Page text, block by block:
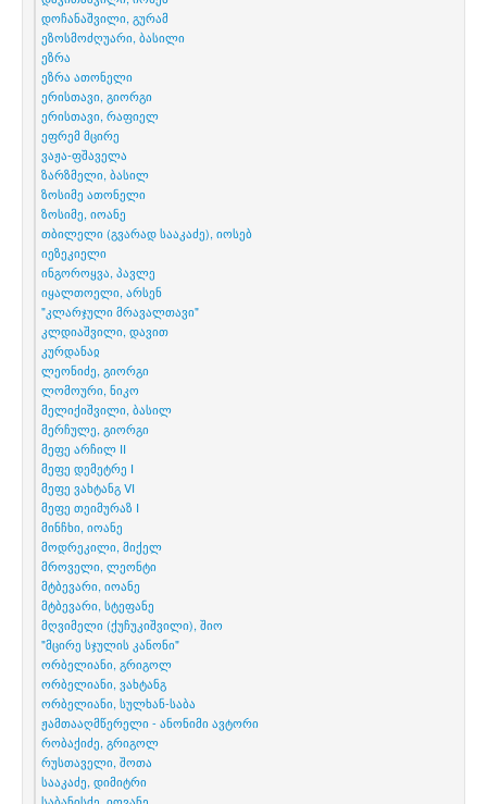
დოჩანაშვილი, გურამ
ეზოსმოძღუარი, ბასილი
ეზრა
ეზრა ათონელი
ერისთავი, გიორგი
ერისთავი, რაფიელ
ეფრემ მცირე
ვაჟა-ფშაველა
ზარზმელი, ბასილ
ზოსიმე ათონელი
ზოსიმე, იოანე
თბილელი (გვარად სააკაძე), იოსებ
იეზეკიელი
ინგოროყვა, პავლე
იყალთოელი, არსენ
"კლარჯული მრავალთავი"
კლდიაშვილი, დავით
კურდანაჲ
ლეონიძე, გიორგი
ლომოური, ნიკო
მელიქიშვილი, ბასილ
მერჩულე, გიორგი
მეფე არჩილ II
მეფე დემეტრე I
მეფე ვახტანგ VI
მეფე თეიმურაზ I
მინჩხი, იოანე
მოდრეკილი, მიქელ
მროველი, ლეონტი
მტბევარი, იოანე
მტბევარი, სტეფანე
მღვიმელი (ქუჩუკიშვილი), შიო
"მცირე სჯულის კანონი"
ორბელიანი, გრიგოლ
ორბელიანი, ვახტანგ
ორბელიანი, სულხან-საბა
ჟამთააღმწერელი - ანონიმი ავტორი
რობაქიძე, გრიგოლ
რუსთაველი, შოთა
სააკაძე, დიმიტრი